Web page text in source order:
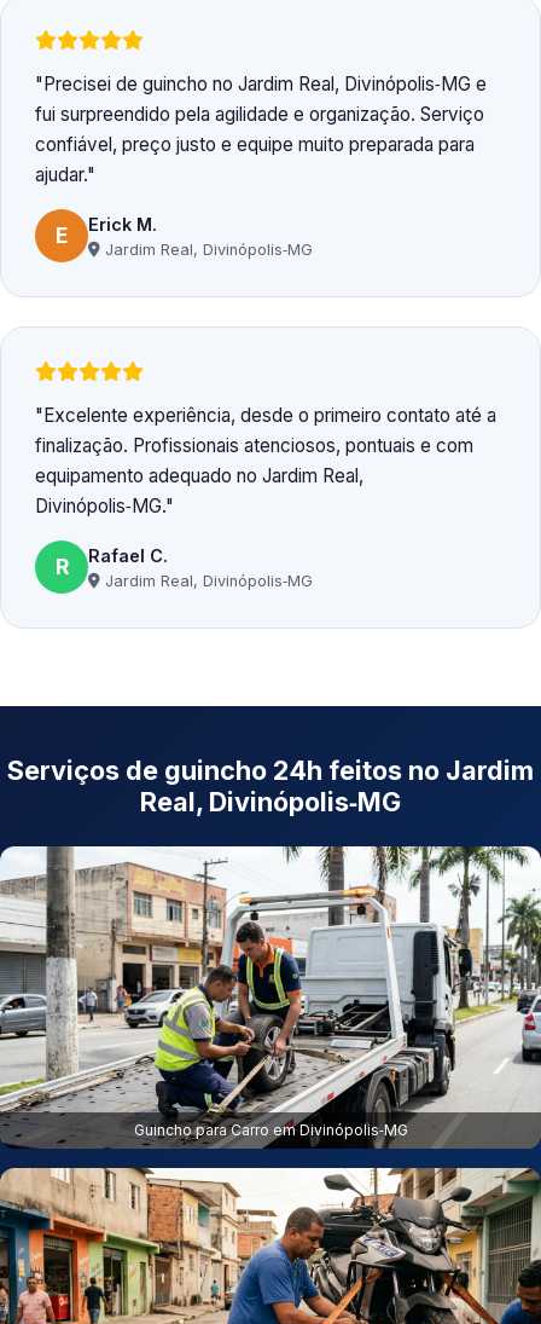
Precisei de guincho no Jardim Real, Divinópolis‑MG e
fui surpreendido pela agilidade e organização. Serviço
confiável, preço justo e equipe muito preparada para
ajudar.
E Erick M.
Jardim Real, Divinópolis‑MG
Excelente experiência, desde o primeiro contato até a
finalização. Profissionais atenciosos, pontuais e com
equipamento adequado no Jardim Real,
Divinópolis‑MG.
R Rafael C.
Jardim Real, Divinópolis‑MG
Serviços de guincho 24h feitos no Jardim
Real, Divinópolis‑MG
Guincho para Carro em Divinópolis‑MG